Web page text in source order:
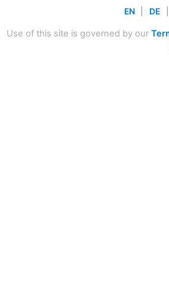
EN DE
Use of this site is governed by our